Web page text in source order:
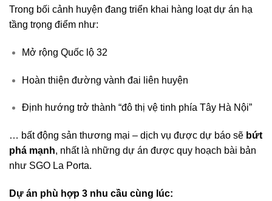
Trong bối cảnh huyện đang triển khai hàng loạt dự án hạ
tầng trọng điểm như:
Mở rộng Quốc lộ 32
Hoàn thiện đường vành đai liên huyện
Định hướng trở thành “đô thị vệ tinh phía Tây Hà Nội”
… bất động sản thương mại – dịch vụ được dự báo sẽ bứt
phá mạnh, nhất là những dự án được quy hoạch bài bản
như SGO La Porta.
Dự án phù hợp 3 nhu cầu cùng lúc: